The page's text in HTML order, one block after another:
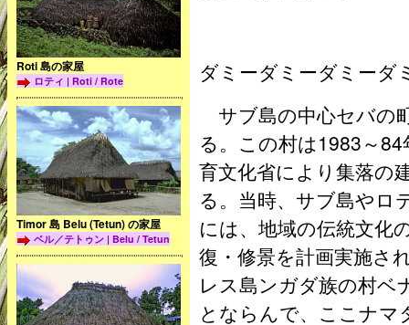
ダミーダミーダミーダ
サブ島の中心セバの
る。この村は1983～
育文化省により集落の
る。当時、サブ島やロ
には、地域の伝統文化
復・修景を計画実施さ
レス島ンガダ族の村ベ
とならんで、ここナ
Roti 島の家屋
ロティ | Roti / Rote
Timor 島 Belu (Tetun) の家屋
ベル／テトゥン | Belu / Tetun